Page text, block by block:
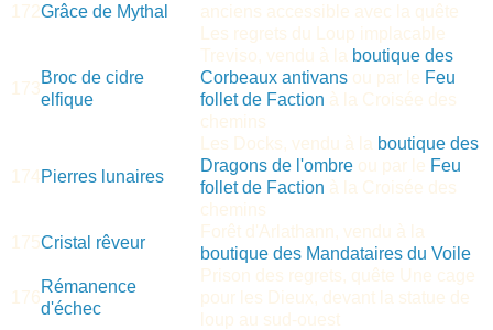
172Grâce de Mythal
anciens accessible avec la quête
Les regrets du Loup implacable
173
Broc de cidre
elfique
Treviso, vendu à la boutique des
Corbeaux antivans ou par le Feu
follet de Faction à la Croisée des
chemins
174Pierres lunaires
Les Docks, vendu à la boutique des
Dragons de l'ombre ou par le Feu
follet de Faction à la Croisée des
chemins
175Cristal rêveur
Forêt d'Arlathann, vendu à la
boutique des Mandataires du Voile
176
Rémanence
d'échec
Prison des regrets, quête Une cage
pour les Dieux, devant la statue de
loup au sud-ouest